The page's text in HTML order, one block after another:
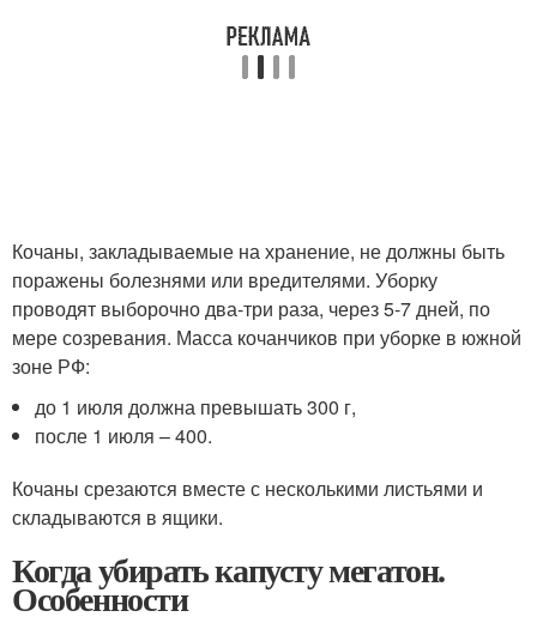
Кочаны, закладываемые на хранение, не должны быть
поражены болезнями или вредителями. Уборку
проводят выборочно два-три раза, через 5-7 дней, по
мере созревания. Масса кочанчиков при уборке в южной
зоне РФ:
до 1 июля должна превышать 300 г,
после 1 июля – 400.
Кочаны срезаются вместе с несколькими листьями и
складываются в ящики.
Когда убирать капусту мегатон.
Особенности